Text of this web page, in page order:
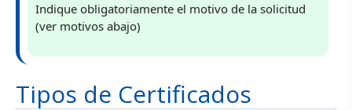
Indique obligatoriamente el motivo de la solicitud
(ver motivos abajo)
Tipos de Certificados